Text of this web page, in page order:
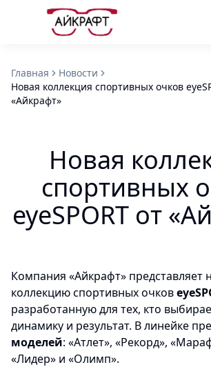
Главная
Новости
Новая коллекция спортивных очков
«Айкрафт»
Новая
спортивных
eyeSPORT от
Компания «Айкрафт» представляет
коллекцию спортивных очков
разработанную для тех, кто
динамику и результат. В линейке
моделей: «Атлет», «Рекорд»,
«Лидер» и «Олимп».